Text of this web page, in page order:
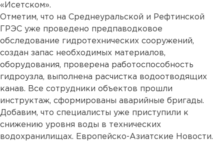
«Исетском».
Отметим, что на Среднеуральской и Рефтинской
ГРЭС уже проведено предпаводковое
обследование гидротехнических сооружений,
создан запас необходимых материалов,
оборудования, проверена работоспособность
гидроузла, выполнена расчистка водоотводящих
канав. Все сотрудники объектов прошли
инструктаж, сформированы аварийные бригады.
Добавим, что специалисты уже приступили к
снижению уровня воды в технических
водохранилищах. Европейско-Азиатские Новости.